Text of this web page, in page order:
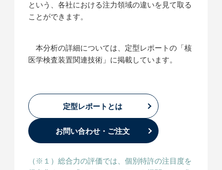
という、各社における注力領域の違いを見て取る
ことができます。
本分析の詳細については、定型レポートの「核
医学検査装置関連技術」に掲載しています。
定型レポートとは
お問い合わせ・ご注文
（※１）総合力の評価では、個別特許の注目度を